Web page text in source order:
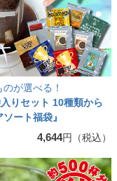
が選べる！
入りセット 10種類から
ート福袋』
4,644円（税込）